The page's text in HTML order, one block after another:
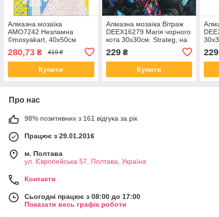
Алмазна мозаїка
AMO7242 Незламна
©mosyakart, 40х50см
280,73 ₴ 419 ₴
Купити
Алмазна мозаїка Вітраж
DEEX16279 Магія чорного
кота 30х30см. Strateg, на
229₴
Купити
229
Про нас
98% позитивних з 161 відгука за рік
Працює з 29.01.2016
м. Полтава
ул. Європейська 57, Полтава, Україна
Контакти
Сьогодні працює з 08:00 до 17:00
Показати весь графік роботи